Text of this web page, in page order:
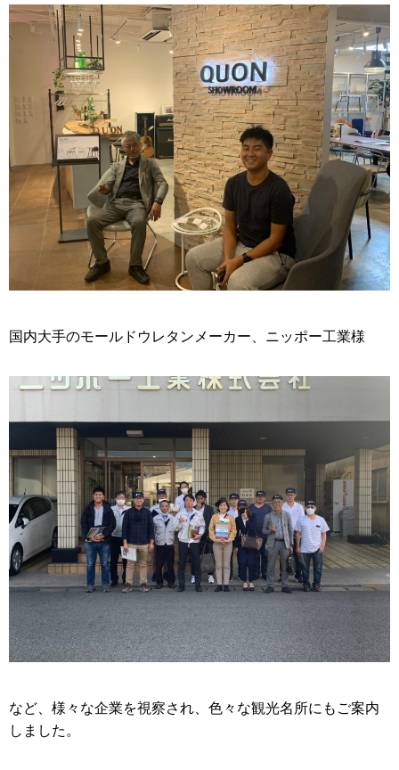
国内大手のモールドウレタンメーカー、ニッポー工業様
など、様々な企業を視察され、色々な観光名所にもご案内
しました。